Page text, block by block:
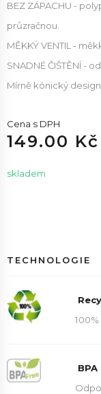
BEZ ZÁPACHU -
průzračnou.
MĚKKÝ VENTIL -
SNADNÉ ČIŠTĚNÍ -
Mírně kónický
Cena s DPH
149.00 Kč
skladem
TECHNOLOGIE